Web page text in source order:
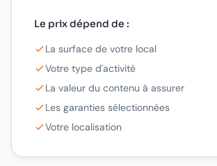
Le prix dépend de :
La surface de votre local
Votre type d'activité
La valeur du contenu à assurer
Les garanties sélectionnées
Votre localisation